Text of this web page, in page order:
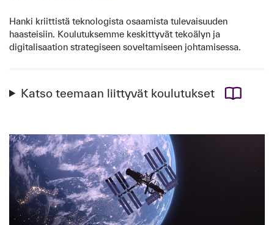
Hanki kriittistä teknologista osaamista tulevaisuuden
haasteisiin. Koulutuksemme keskittyvät tekoälyn ja
digitalisaation strategiseen soveltamiseen johtamisessa.
Katso teemaan liittyvät koulutukset